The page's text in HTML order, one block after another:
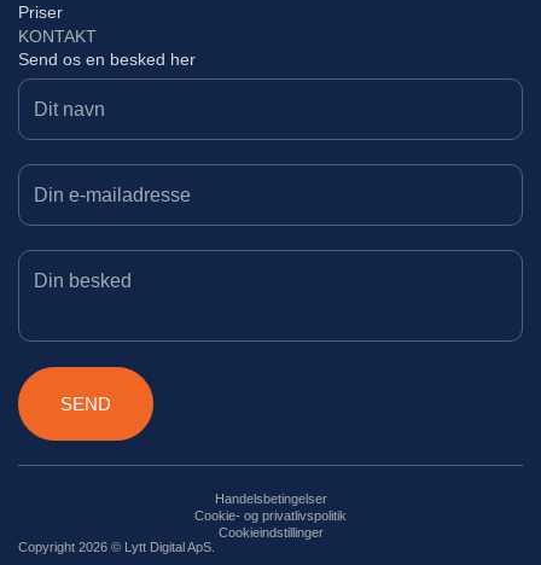
Priser
KONTAKT
Send os en besked her
SEND
Copyright 2026 © Lytt Digital ApS.
Cookieindstillinger
Cookie- og privatlivspolitik
Handelsbetingelser